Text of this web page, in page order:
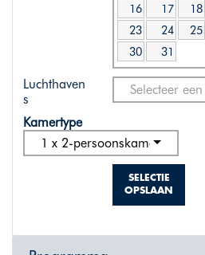
16
17 18
23
24 25
30
31
Luchthaven
s
Selecteer
Kamertype
1 x 2-persoonskamer
SELECTIE
OPSLAAN